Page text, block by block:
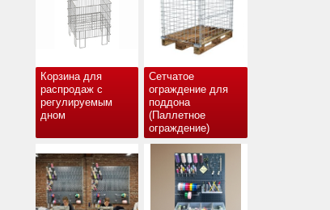
Корзина для
распродаж с
регулируемым
дном
Сетчатое
ограждение для
поддона
(Паллетное
ограждение)